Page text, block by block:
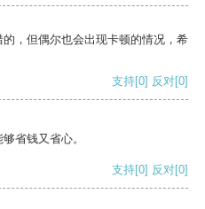
，但偶尔也会出现卡顿的情况，希
支持[0] 反对[0]
省钱又省心。
支持[0] 反对[0]